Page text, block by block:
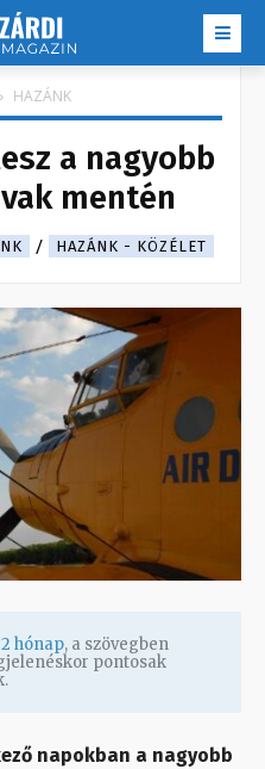
HAZÁNK
a nagyobb
mentén
HAZÁNK - KÖZÉLET
2 hónap, a szövegben
pontosak
napokban a nagyobb